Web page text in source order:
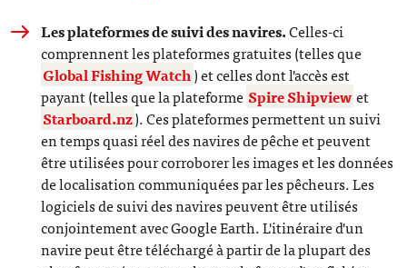
Les plateformes de suivi des navires.Celles-ci
comprennent les plateformes gratuites (telles que
Global Fishing Watch) et celles dont l'accès est
payant (telles que la plateforme Spire Shipview et
Starboard.nz). Ces plateformes permettent un suivi
en temps quasi réel des navires de pêche et peuvent
être utilisées pour corroborer les images et les données
de localisation communiquées par les pêcheurs. Les
logiciels de suivi des navires peuvent être utilisés
conjointement avec Google Earth. L'itinéraire d'un
navire peut être téléchargé à partir de la plupart des